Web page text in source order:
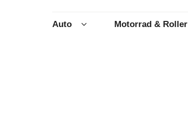
Auto Motorrad & Roller